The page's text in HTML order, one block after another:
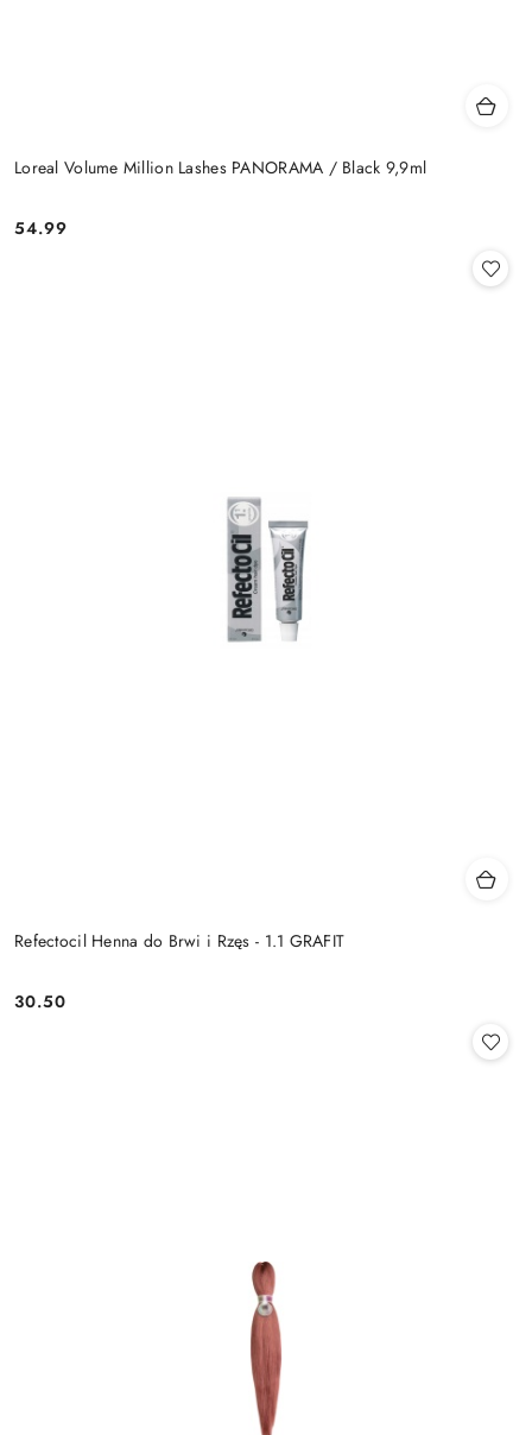
Loreal Volume Million Lashes PANORAMA / Black 9,9ml
Cena:
54.99
Refectocil Henna do Brwi i Rzęs - 1.1 GRAFIT
Cena:
30.50